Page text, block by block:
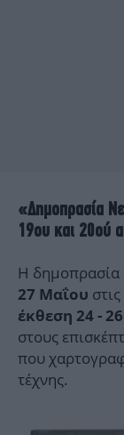
«Δημοπρασία
19ου και 20ού
Η δημοπρασία
27 Μαΐου
έκθεση 24 -
στους
που
τέχνης.